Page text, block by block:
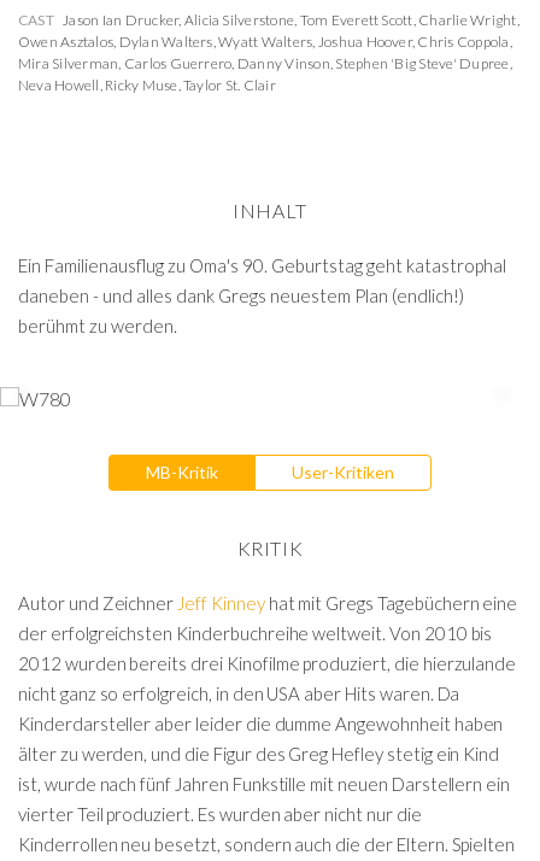
CAST Jason Ian Drucker, Alicia Silverstone, Tom Everett Scott, Charlie Wright,
Owen Asztalos, Dylan Walters,Wyatt Walters, Joshua Hoover, Chris Coppola,
Mira Silverman, Carlos Guerrero, Danny Vinson, Stephen 'Big Steve' Dupree,
Neva Howell, Ricky Muse,Taylor St. Clair
INHALT
Ein Familienausflug zu Oma's 90. Geburtstag geht katastrophal
daneben - und alles dank Gregs neuestem Plan (endlich!)
berühmt zu werden.
MB-Kritik User-Kritiken
KRITIK
Autor und Zeichner Jeff Kinneyhat mit Gregs Tagebüchern eine
der erfolgreichsten Kinderbuchreihe weltweit. Von 2010 bis
2012 wurden bereits drei Kinofilme produziert, die hierzulande
nicht ganz so erfolgreich, in den USA aber Hits waren. Da
Kinderdarsteller aber leider die dumme Angewohnheit haben
älter zu werden, und die Figur des Greg Hefley stetig ein Kind
ist, wurde nach fünf Jahren Funkstille mit neuen Darstellern ein
vierter Teil produziert. Es wurden aber nicht nur die
Kinderrollen neu besetzt, sondern auch die der Eltern. Spielten